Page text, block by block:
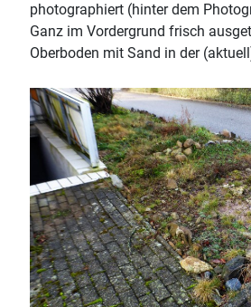
photographiert (hinter dem
Ganz im Vordergrund frisch
Oberboden mit Sand in der